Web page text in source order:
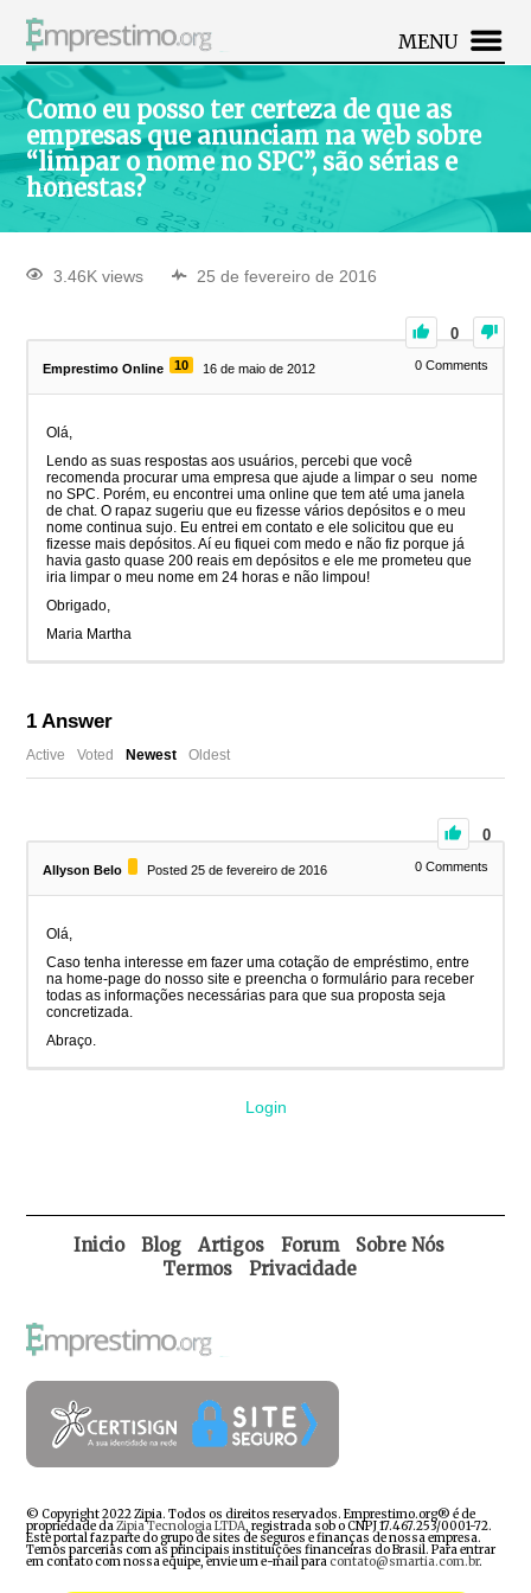
MENU
Como eu posso ter certeza de que as
empresas que anunciam na web sobre
“limpar o nome no SPC”, são sérias e
honestas?
3.46K views 25 de fevereiro de 2016
0
Emprestimo Online 10 16 de maio de 2012 0Comments
Olá,
Lendo as suas respostas aos usuários, percebi que você
recomenda procurar uma empresa que ajude a limpar o seu nome
no SPC. Porém, eu encontrei uma online que tem até uma janela
de chat. O rapaz sugeriu que eu fizesse vários depósitos e o meu
nome continua sujo. Eu entrei em contato e ele solicitou que eu
fizesse mais depósitos. Aí eu fiquei com medo e não fiz porque já
havia gasto quase 200 reais em depósitos e ele me prometeu que
iria limpar o meu nome em 24 horas e não limpou!
Obrigado,
Maria Martha
1 Answer
Active Voted Newest Oldest
0
Allyson Belo Posted 25 de fevereiro de 2016 0Comments
Olá,
Caso tenha interesse em fazer uma cotação de empréstimo, entre
na home-page do nosso site e preencha o formulário para receber
todas as informações necessárias para que sua proposta seja
concretizada.
Abraço.
Login
Inicio Blog Artigos Forum
Sobre Nós
Termos
Privacidade
© Copyright 2022 Zipia. Todos os direitos reservados. Emprestimo.org® é de
propriedade daZipia Tecnologia LTDA, registrada sob o CNPJ 17.467.253/0001-72.
Este portal faz parte do grupo de sites de seguros e finanças de nossa empresa.
Temos parcerias com as principais instituições financeiras do Brasil. Para entrar
em contato com nossa equipe, envie um e-mail paracontato@smartia.com.br.